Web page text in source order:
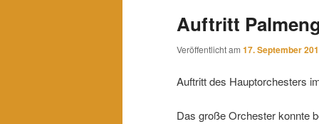
Auftritt
Veröffentlicht am 17. September
Auftritt des Hauptorchesters
Das große Orchester konnte